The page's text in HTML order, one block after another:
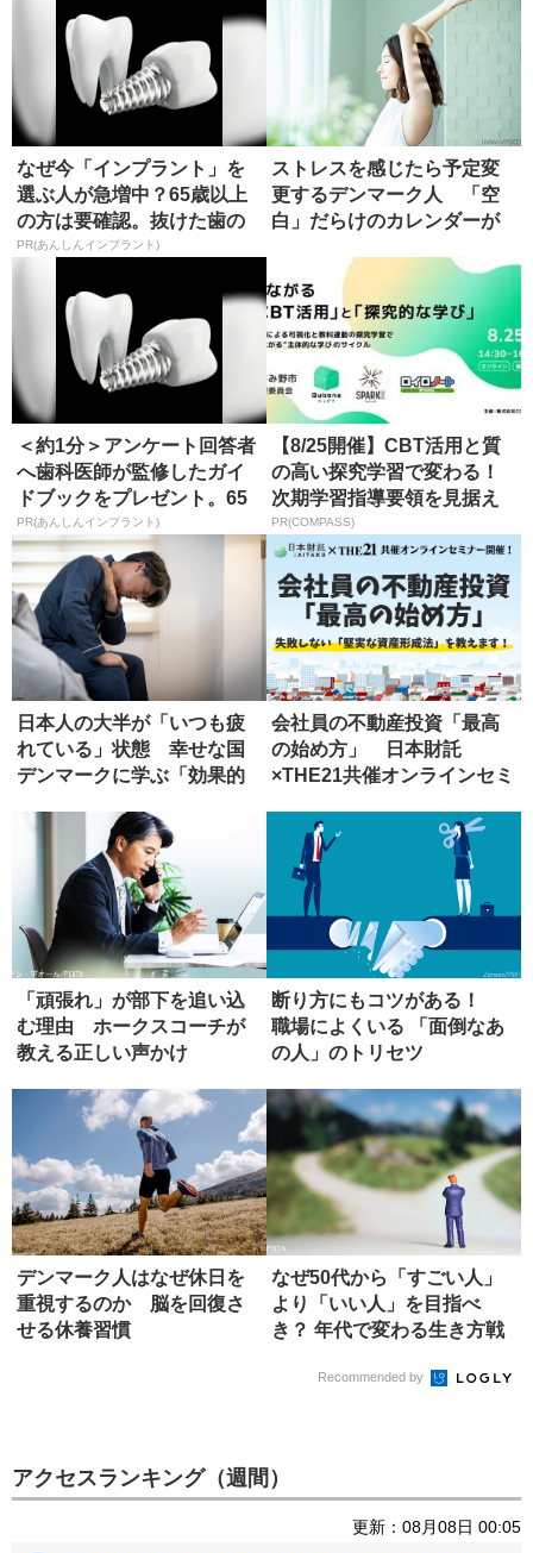
なぜ今「インプラント」を
選ぶ人が急増中？65歳以上
の方は要確認。抜けた歯の
放置は...
PR(あんしんインプラント)
ストレスを感じたら予定変
更するデンマーク人 「空
白」だらけのカレンダーが
＜約1分＞アンケート回答者
へ歯科医師が監修したガイ
ドブックをプレゼント。65
歳以...
PR(あんしんインプラント)
【8/25開催】CBT活用と質
の高い探究学習で変わる！
次期学習指導要領を見据え
た...
PR(COMPASS)
日本人の大半が「いつも疲
れている」状態 幸せな国
デンマークに学ぶ「効果的
会社員の不動産投資「最高
の始め方」 日本財託
×THE21共催オンラインセミ
「頑張れ」が部下を追い込
む理由 ホークスコーチが
教える正しい声かけ
断り方にもコツがある！
職場によくいる 「面倒なあ
の人」のトリセツ
デンマーク人はなぜ休日を
重視するのか 脳を回復さ
せる休養習慣
なぜ50代から「すごい人」
より「いい人」を目指べ
き？ 年代で変わる生き方戦
Recommended by
アクセスランキング（週間）
更新：08月08日 00:05